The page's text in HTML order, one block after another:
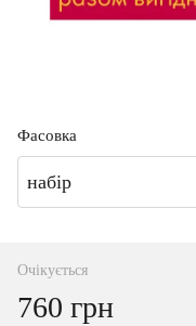
Фасовка
набір
Очікується
760 грн